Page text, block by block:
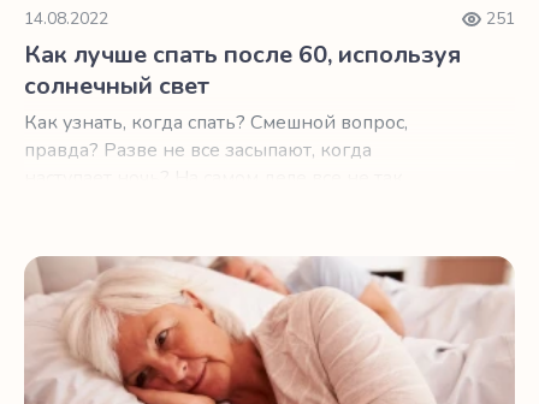
14.08.2022 251
Как лучше спать после 60, используя
солнечный свет
Как узнать, когда спать? Смешной вопрос,
правда? Разве не все засыпают, когда
4 вопроса вашему врачу для лучшего сна после 60